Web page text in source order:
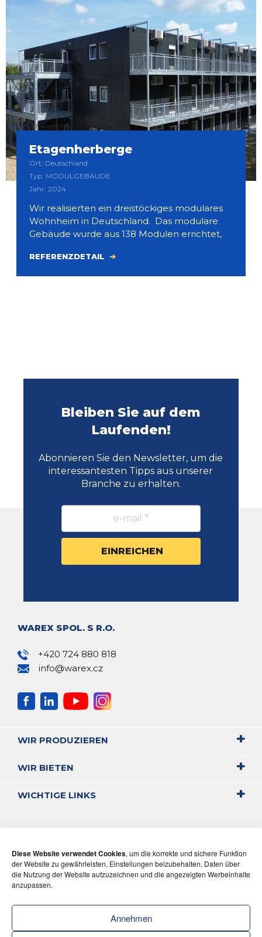
Diese Website verwendet Cookies, um die korrekte und sichere Funktion
der Website zu gewährleisten, Einstellungen beizubehalten, Daten über
die Nutzung der Website aufzuzeichnen und die angezeigten Werbeinhalte
anzupassen.
Annehmen
Etagenherberge
Ort: Deutschland
Typ: MODULGEBÄUDE
Jahr: 2024
Wir realisierten ein dreistöckiges modulares
Wohnheim in Deutschland. Das modulare
Gebäude wurde aus 138 Modulen errichtet,
REFERENZDETAIL
Bleiben Sie auf dem
Laufenden!
Abonnieren Sie den Newsletter, um die
interessantesten Tipps aus unserer
Branche zu erhalten.
WAREX SPOL. S R.O.
+420 724 880 818
info@warex.cz
WIR PRODUZIEREN
WIR BIETEN
WICHTIGE LINKS